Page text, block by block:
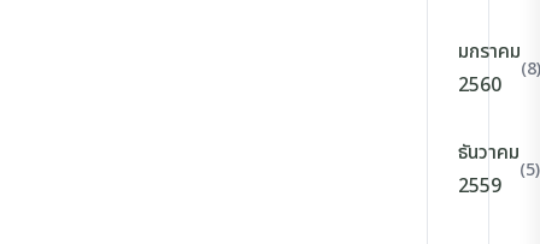
มกราคม
2560
(8)
ธันวาคม
2559
(5)